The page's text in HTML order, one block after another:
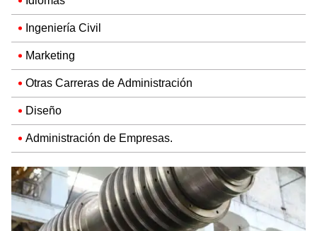
Ingeniería Civil
Marketing
Otras Carreras de Administración
Diseño
Administración de Empresas.